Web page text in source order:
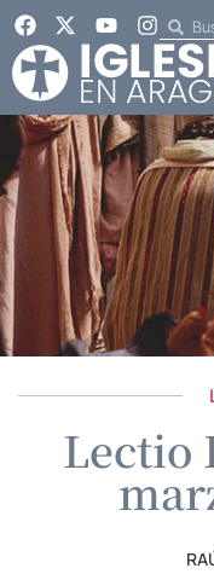
Lectio